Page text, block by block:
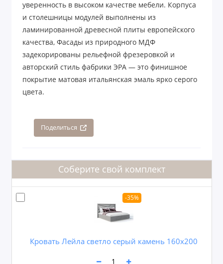
уверенность в высоком качестве мебели. Корпуса
и столешницы модулей выполнены из
ламинированной древесной плиты европейского
качества, Фасады из природного МДФ
задекорированы рельефной фрезеровкой и
авторский стиль фабрики ЭРА — это финишное
покрытие матовая итальянская эмаль ярко серого
цвета.
Поделиться
Соберите свой комплект
-35%
Кровать Лейла светло серый камень 160х200